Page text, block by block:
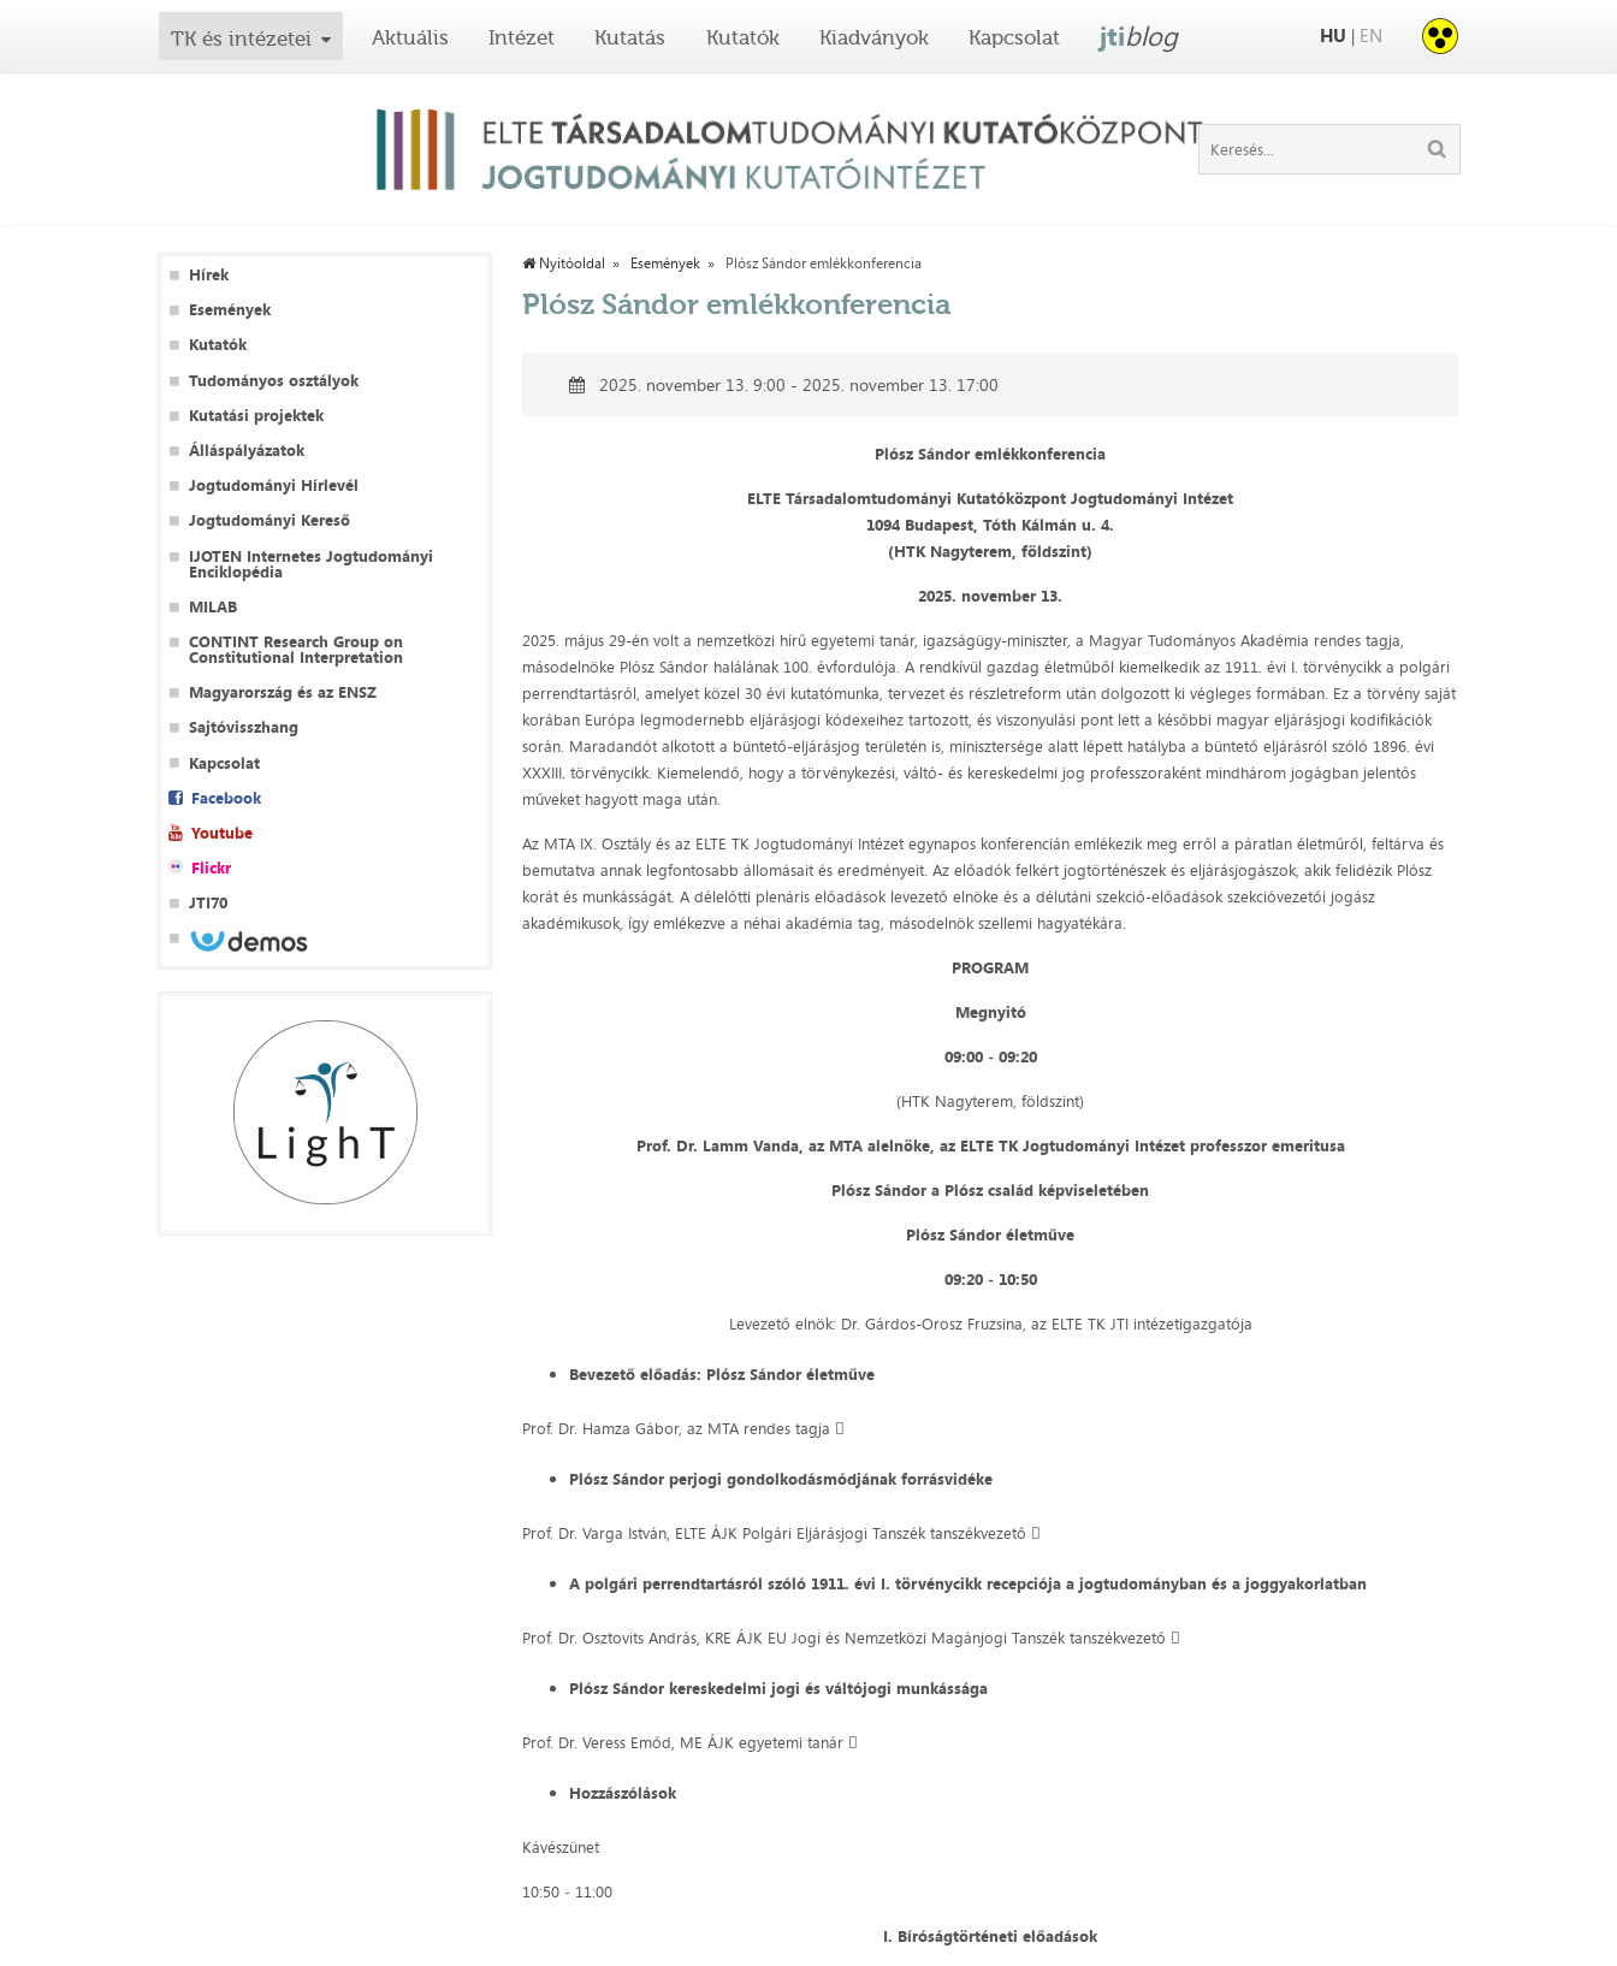
TK és intézetei Aktuális Intézet Kutatás Kutatók Kiadványok Kapcsolat jtiblog HU | EN
Hírek
Események
Kutatók
Tudományos osztályok
Kutatási projektek
Álláspályázatok
Jogtudományi Hírlevél
Jogtudományi Kereső
IJOTEN Internetes Jogtudományi
Enciklopédia
MILAB
CONTINT Research Group on
Constitutional Interpretation
Magyarország és az ENSZ
Sajtóvisszhang
Kapcsolat
Facebook
Youtube
Flickr
JTI70
Nyitóoldal Események Plósz Sándor emlékkonferencia
Plósz Sándor emlékkonferencia
2025. november 13. 9:00 - 2025. november 13. 17:00
Plósz Sándor emlékkonferencia
ELTE Társadalomtudományi Kutatóközpont Jogtudományi Intézet
1094 Budapest, Tóth Kálmán u. 4.
(HTK Nagyterem, földszint)
2025. november 13.
2025. május 29-én volt a nemzetközi hírű egyetemi tanár, igazságügy-miniszter, a Magyar Tudományos Akadémia rendes tagja,
másodelnöke Plósz Sándor halálának 100. évfordulója. A rendkívül gazdag életműből kiemelkedik az 1911. évi I. törvénycikk a polgári
perrendtartásról, amelyet közel 30 évi kutatómunka, tervezet és részletreform után dolgozott ki végleges formában. Ez a törvény saját
korában Európa legmodernebb eljárásjogi kódexeihez tartozott, és viszonyulási pont lett a későbbi magyar eljárásjogi kodifikációk
során. Maradandót alkotott a büntető-eljárásjog területén is, minisztersége alatt lépett hatályba a büntető eljárásról szóló 1896. évi
XXXIII. törvénycikk. Kiemelendő, hogy a törvénykezési, váltó- és kereskedelmi jog professzoraként mindhárom jogágban jelentős
műveket hagyott maga után.
Az MTA IX. Osztály és az ELTE TK Jogtudományi Intézet egynapos konferencián emlékezik meg erről a páratlan életműről, feltárva és
bemutatva annak legfontosabb állomásait és eredményeit. Az előadók felkért jogtörténészek és eljárásjogászok, akik felidézik Plósz
korát és munkásságát. A délelőtti plenáris előadások levezető elnöke és a délutáni szekció-előadások szekcióvezetői jogász
akadémikusok, így emlékezve a néhai akadémia tag, másodelnök szellemi hagyatékára.
PROGRAM
Megnyitó
09:00 ‒ 09:20
(HTK Nagyterem, földszint)
Prof. Dr. Lamm Vanda, az MTA alelnöke, az ELTE TK Jogtudományi Intézet professzor emeritusa
Plósz Sándor a Plósz család képviseletében
Plósz Sándor életműve
09:20 ‒ 10:50
Levezető elnök: Dr. Gárdos-Orosz Fruzsina, az ELTE TK JTI intézetigazgatója
Bevezető előadás: Plósz Sándor életműve
Prof. Dr. Hamza Gábor, az MTA rendes tagja 
Plósz Sándor perjogi gondolkodásmódjának forrásvidéke
Prof. Dr. Varga István, ELTE ÁJK Polgári Eljárásjogi Tanszék tanszékvezető 
A polgári perrendtartásról szóló 1911. évi I. törvénycikk recepciója a jogtudományban és a joggyakorlatban
Prof. Dr. Osztovits András, KRE ÁJK EU Jogi és Nemzetközi Magánjogi Tanszék tanszékvezető 
Plósz Sándor kereskedelmi jogi és váltójogi munkássága
Prof. Dr. Veress Emőd, ME ÁJK egyetemi tanár 
Hozzászólások
Kávészünet
10:50 ‒ 11:00
I. Bíróságtörténeti előadások